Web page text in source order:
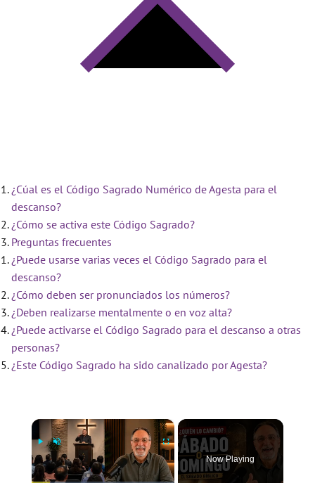
¿Cúal es el Código Sagrado Numérico de Agesta para el
descanso?
¿Cómo se activa este Código Sagrado?
Preguntas frecuentes
¿Puede usarse varias veces el Código Sagrado para el
descanso?
¿Cómo deben ser pronunciados los números?
¿Deben realizarse mentalmente o en voz alta?
¿Puede activarse el Código Sagrado para el descanso a otras
personas?
¿Este Código Sagrado ha sido canalizado por Agesta?
×
Now Playing